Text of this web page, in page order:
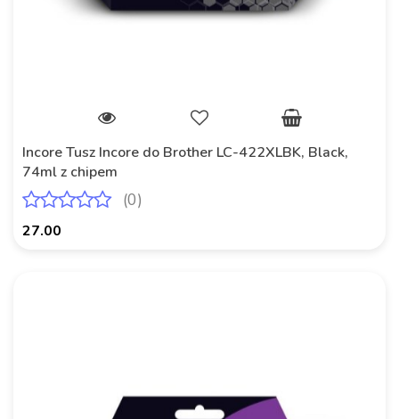
Incore Tusz Incore do Brother LC-422XLBK, Black,
74ml z chipem
(0)
27.00